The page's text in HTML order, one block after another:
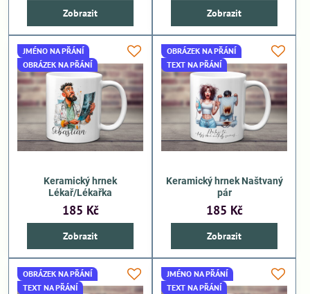
Zobrazit Zobrazit
JMÉNO NA PŘÁNÍ
OBRÁZEK NA PŘÁNÍ
Keramický hrnek
Lékař/Lékařka
185 Kč
Zobrazit
OBRÁZEK NA PŘÁNÍ
TEXT NA PŘÁNÍ
Keramický hrnek Naštvaný
pár
185 Kč
Zobrazit
OBRÁZEK NA PŘÁNÍ
TEXT NA PŘÁNÍ
JMÉNO NA PŘÁNÍ
TEXT NA PŘÁNÍ